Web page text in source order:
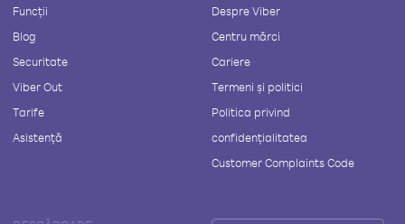
Funcții
Blog
Securitate
Viber Out
Tarife
Asistență
Despre Viber
Centru mărci
Cariere
Termeni și politici
Politica privind
confidențialitatea
Customer Complaints Code